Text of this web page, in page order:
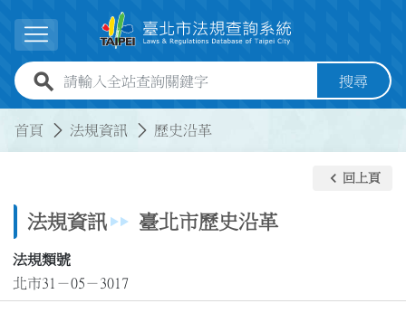
展開選單
全站查詢關鍵字欄位 搜尋
首頁 法規資訊 歷史沿革
法規資訊 臺北市歷史沿革
keyboard_arrow_left 回上頁
法規類號
北市31－05－3017